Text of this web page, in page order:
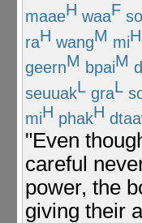
maaeH waaF
raH wangM miH
geernM bpaiM
seuuakL graL
miH phakH
"Even
careful
power, the
giving their